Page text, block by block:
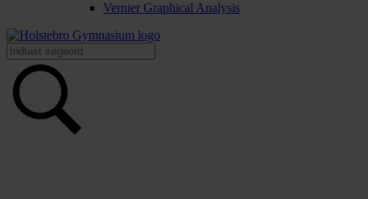
Vernier Graphical Analysis